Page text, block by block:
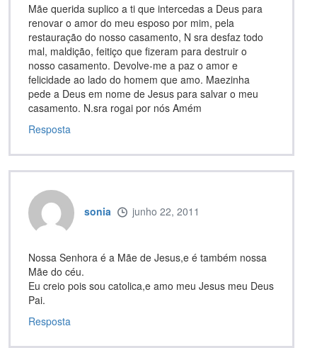
Mãe querida suplico a ti que intercedas a Deus para
renovar o amor do meu esposo por mim, pela
restauração do nosso casamento, N sra desfaz todo
mal, maldição, feitiço que fizeram para destruir o
nosso casamento. Devolve-me a paz o amor e
felicidade ao lado do homem que amo. Maezinha
pede a Deus em nome de Jesus para salvar o meu
casamento. N.sra rogai por nós Amém
Resposta
sonia junho 22, 2011
Nossa Senhora é a Mãe de Jesus,e é também nossa
Mãe do céu.
Eu creio pois sou catolica,e amo meu Jesus meu Deus
Pai.
Resposta